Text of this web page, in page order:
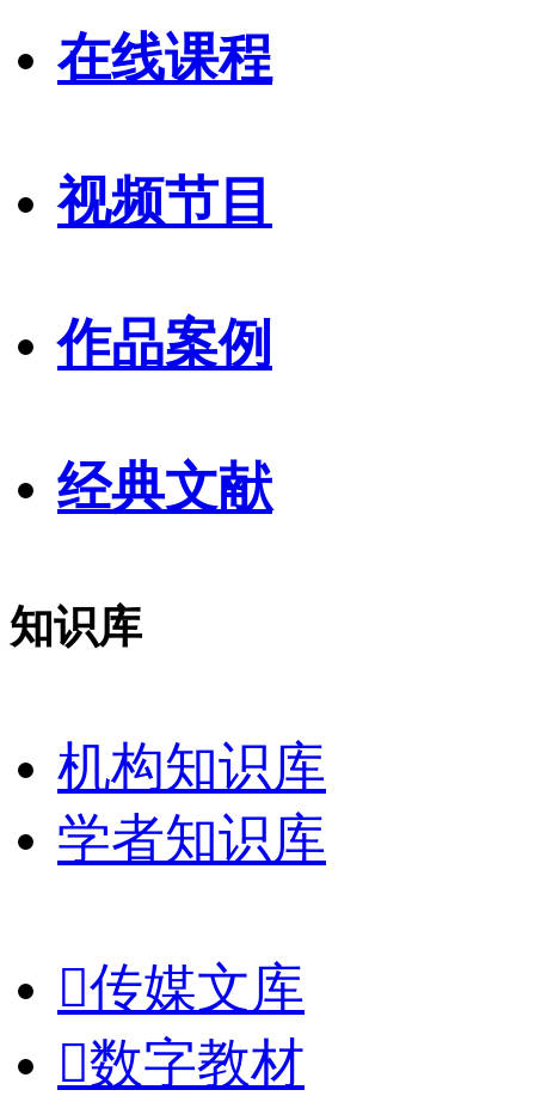
在线课程
视频节目
作品案例
经典文献
知识库
机构知识库
学者知识库
传媒文库
数字教材